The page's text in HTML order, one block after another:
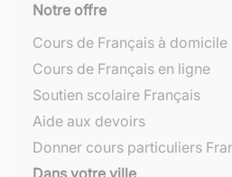
Notre offre
Cours de Français à domicile
Cours de Français en ligne
Soutien scolaire Français
Aide aux devoirs
Donner cours particuliers